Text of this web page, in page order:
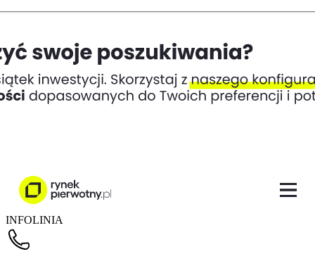
INFOLINIA